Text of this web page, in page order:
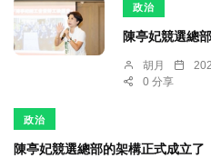
政治
陳亭妃競選總
胡月
0 分享
政治
陳亭妃競選總部的架構正式成立了